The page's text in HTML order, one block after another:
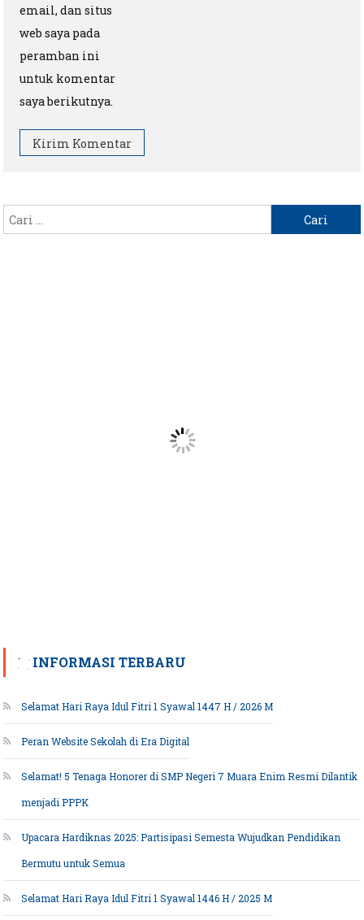
email, dan situs
web saya pada
peramban ini
untuk komentar
saya berikutnya.
untuk:
INFORMASI TERBARU
Selamat Hari Raya Idul Fitri 1 Syawal 1447 H / 2026 M
Peran Website Sekolah di Era Digital
Selamat! 5 Tenaga Honorer di SMP Negeri 7 Muara Enim Resmi Dilantik
menjadi PPPK
Upacara Hardiknas 2025: Partisipasi Semesta Wujudkan Pendidikan
Bermutu untuk Semua
Selamat Hari Raya Idul Fitri 1 Syawal 1446 H / 2025 M